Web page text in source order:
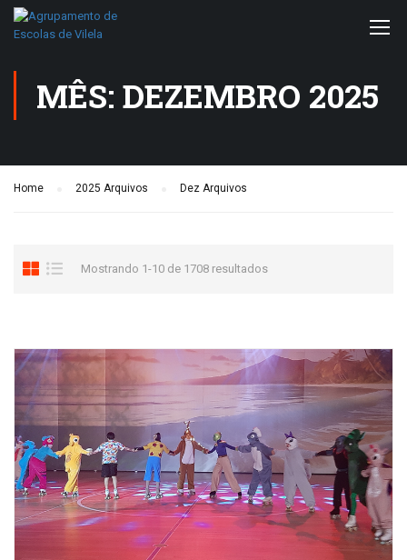
MÊS: DEZEMBRO 2025
Home 2025 Arquivos Dez Arquivos
Mostrando 1-10 de 1708 resultados